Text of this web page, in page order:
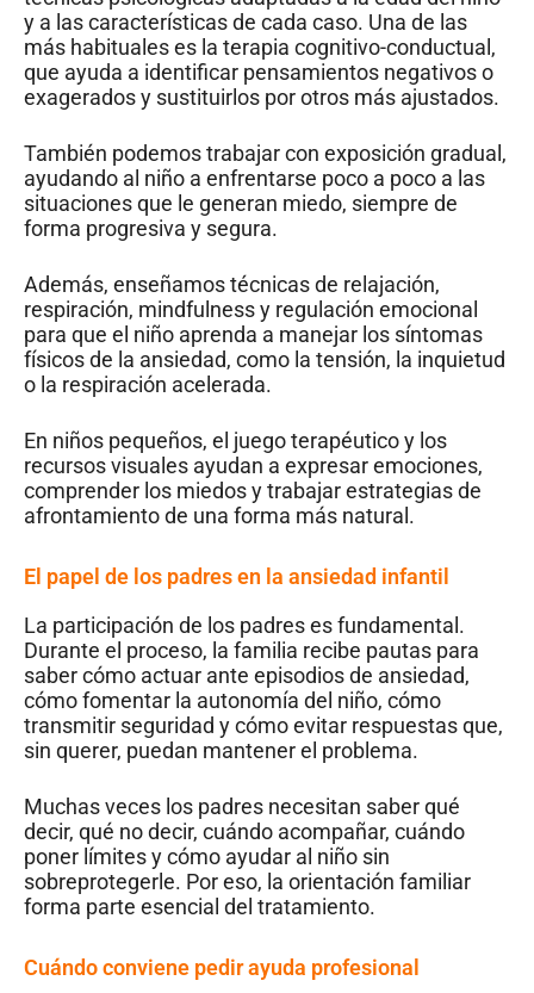
y a las características de cada caso. Una de las
más habituales es la terapia cognitivo-conductual,
que ayuda a identificar pensamientos negativos o
exagerados y sustituirlos por otros más ajustados.
También podemos trabajar con exposición gradual,
ayudando al niño a enfrentarse poco a poco a las
situaciones que le generan miedo, siempre de
forma progresiva y segura.
Además, enseñamos técnicas de relajación,
respiración, mindfulness y regulación emocional
para que el niño aprenda a manejar los síntomas
físicos de la ansiedad, como la tensión, la inquietud
o la respiración acelerada.
En niños pequeños, el juego terapéutico y los
recursos visuales ayudan a expresar emociones,
comprender los miedos y trabajar estrategias de
afrontamiento de una forma más natural.
El papel de los padres en la ansiedad infantil
La participación de los padres es fundamental.
Durante el proceso, la familia recibe pautas para
saber cómo actuar ante episodios de ansiedad,
cómo fomentar la autonomía del niño, cómo
transmitir seguridad y cómo evitar respuestas que,
sin querer, puedan mantener el problema.
Muchas veces los padres necesitan saber qué
decir, qué no decir, cuándo acompañar, cuándo
poner límites y cómo ayudar al niño sin
sobreprotegerle. Por eso, la orientación familiar
forma parte esencial del tratamiento.
Cuándo conviene pedir ayuda profesional